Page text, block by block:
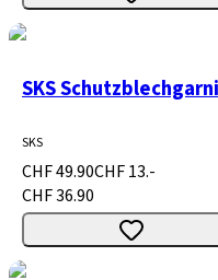
SKS
SKS
CHF 49.90CHF 13.-
CHF 36.90